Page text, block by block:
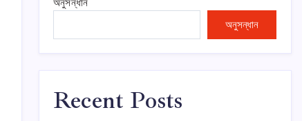
অনুসন্ধান
Recent Posts